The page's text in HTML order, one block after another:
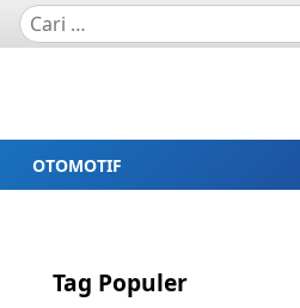
OTOMOTIF
Tag Populer